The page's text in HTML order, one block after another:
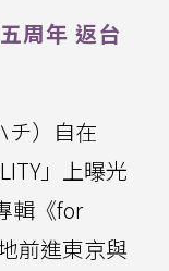
周年 返台
チ）自在
」上曝光
輯《for
前進東京與